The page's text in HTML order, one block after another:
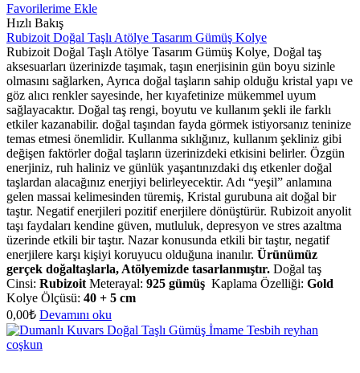
Favorilerime Ekle
Hızlı Bakış
Rubizoit Doğal Taşlı Atölye Tasarım Gümüş Kolye
Rubizoit Doğal Taşlı Atölye Tasarım Gümüş Kolye, Doğal taş
aksesuarları üzerinizde taşımak, taşın enerjisinin gün boyu sizinle
olmasını sağlarken, Ayrıca doğal taşların sahip olduğu kristal yapı ve
göz alıcı renkler sayesinde, her kıyafetinize mükemmel uyum
sağlayacaktır. Doğal taş rengi, boyutu ve kullanım şekli ile farklı
etkiler kazanabilir. doğal taşından fayda görmek istiyorsanız teninize
temas etmesi önemlidir. Kullanma sıklığınız, kullanım şekliniz gibi
değişen faktörler doğal taşların üzerinizdeki etkisini belirler. Özgün
enerjiniz, ruh haliniz ve günlük yaşantınızdaki dış etkenler doğal
taşlardan alacağınız enerjiyi belirleyecektir. Adı “yeşil” anlamına
gelen massai kelimesinden türemiş, Kristal gurubuna ait doğal bir
taştır. Negatif enerjileri pozitif enerjilere dönüştürür. Rubizoit anyolit
taşı faydaları kendine güven, mutluluk, depresyon ve stres azaltma
üzerinde etkili bir taştır. Nazar konusunda etkili bir taştır, negatif
enerjilere karşı kişiyi koruyucu olduğuna inanılır. Ürünümüz
gerçek doğaltaşlarla, Atölyemizde tasarlanmıştır. Doğal taş
Cinsi: Rubizoit Meterayal: 925 gümüş Kaplama Özelliği: Gold
Kolye Ölçüsü: 40 + 5 cm
0,00₺ Devamını oku